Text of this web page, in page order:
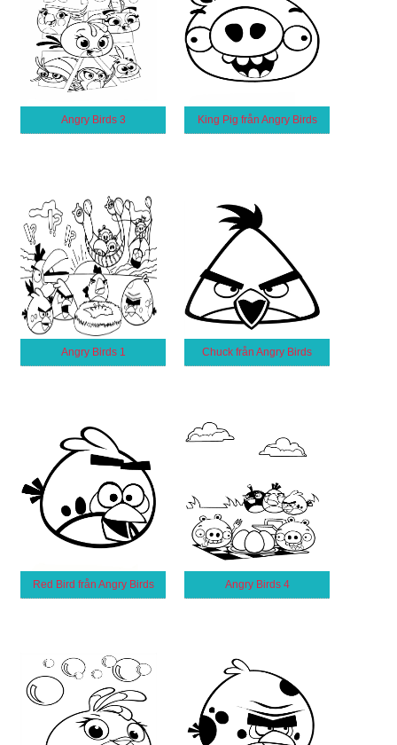
Angry Birds 3 King Pig från Angry Birds
Angry Birds 1 Chuck från Angry Birds
Red Bird från Angry Birds Angry Birds 4